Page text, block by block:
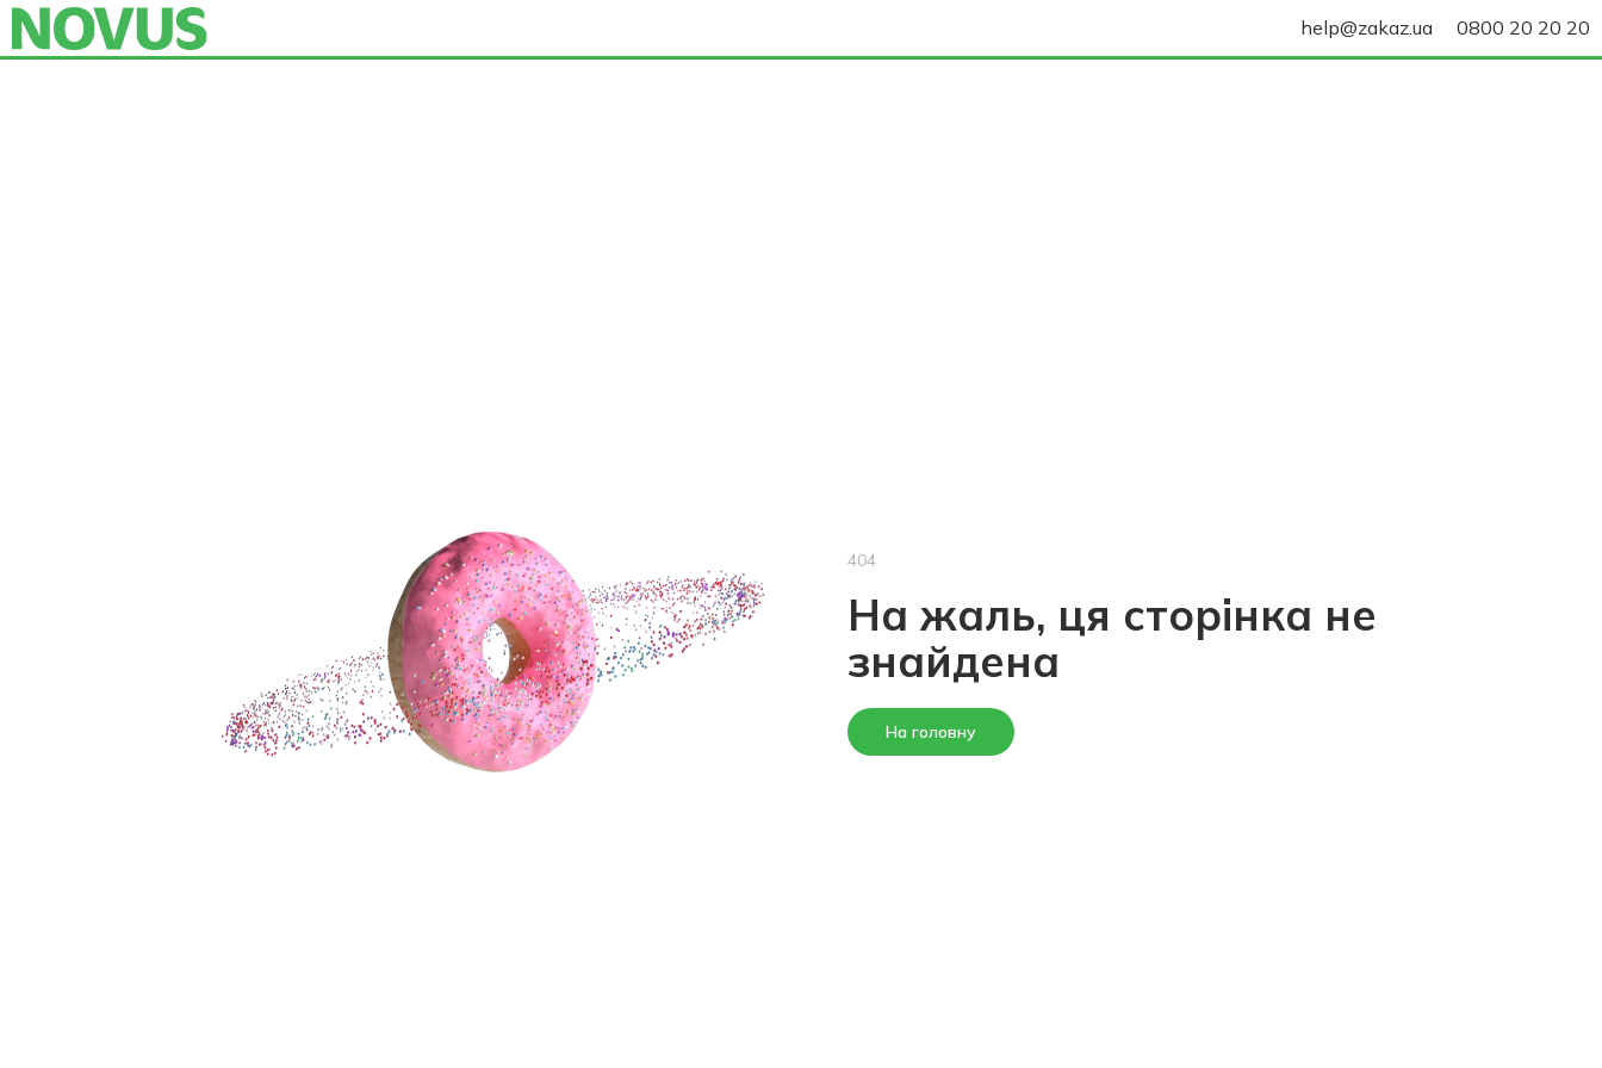
help@zakaz.ua 0800 20 20 20
404
На жаль, ця сторінка не
знайдена
На головну